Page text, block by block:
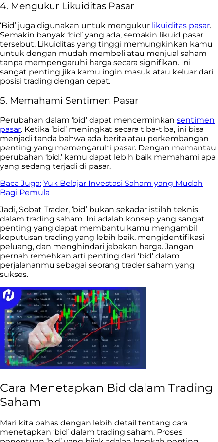
4. Mengukur Likuiditas Pasar
‘Bid’ juga digunakan untuk mengukur likuiditas pasar.
Semakin banyak ‘bid’ yang ada, semakin likuid pasar
tersebut. Likuiditas yang tinggi memungkinkan kamu
untuk dengan mudah membeli atau menjual saham
tanpa mempengaruhi harga secara signifikan. Ini
sangat penting jika kamu ingin masuk atau keluar dari
posisi trading dengan cepat.
5. Memahami Sentimen Pasar
Perubahan dalam ‘bid’ dapat mencerminkan sentimen
pasar. Ketika ‘bid’ meningkat secara tiba-tiba, ini bisa
menjadi tanda bahwa ada berita atau perkembangan
penting yang memengaruhi pasar. Dengan memantau
perubahan ‘bid,’ kamu dapat lebih baik memahami apa
yang sedang terjadi di pasar.
Baca Juga: Yuk Belajar Investasi Saham yang Mudah
Bagi Pemula
Jadi, Sobat Trader, ‘bid’ bukan sekadar istilah teknis
dalam trading saham. Ini adalah konsep yang sangat
penting yang dapat membantu kamu mengambil
keputusan trading yang lebih baik, mengidentifikasi
peluang, dan menghindari jebakan harga. Jangan
pernah remehkan arti penting dari ‘bid’ dalam
perjalananmu sebagai seorang trader saham yang
sukses.
Cara Menetapkan Bid dalam Trading
Saham
Mari kita bahas dengan lebih detail tentang cara
menetapkan ‘bid’ dalam trading saham. Proses